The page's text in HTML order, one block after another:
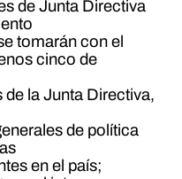
de Junta Directiva
tomarán con el
cinco de
la Junta Directiva,
de política
en el país;